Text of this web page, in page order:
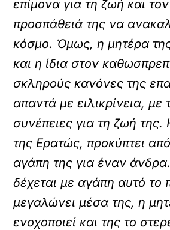
επίμονα για τη ζωή και
προσπάθειά της να
κόσμο. Όμως, η μητέρα
και η ίδια στον
σκληρούς κανόνες της
απαντά με ειλικρίνεια, με
συνέπειες για τη ζωή
της Ερατώς, προκύπτει
αγάπη της για έναν
δέχεται με αγάπη αυτό
μεγαλώνει μέσα της, η
ενοχοποιεί και της το